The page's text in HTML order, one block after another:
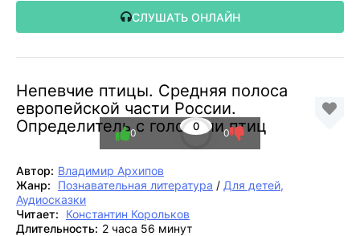
СЛУШАТЬ ОНЛАЙН
Непевчие птицы. Средняя полоса
европейской части России.
Определитель с голосами птиц
0
0 0
Автор: Владимир Архипов
Жанр:
Познавательная литература / Для детей,
Аудиосказки
Читает:
Константин Корольков
Длительность: 2 часа 56 минут